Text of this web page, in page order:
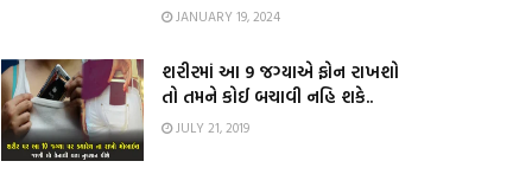
JANUARY 19, 2024
શરીરમાં આ 9 જગ્યાએ ફોન રાખશો
તો તમને કોઈ બચાવી નહિ શકે..
JULY 21, 2019